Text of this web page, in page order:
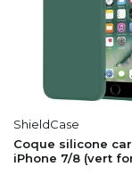
ShieldCase
Coque silicone
iPhone 7/8 (vert